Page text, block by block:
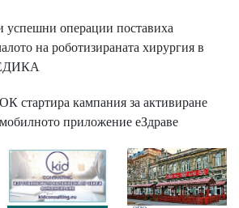
успешни операции поставиха
на роботизираната хирургия в
стартира кампания за активиране
приложение еЗдраве